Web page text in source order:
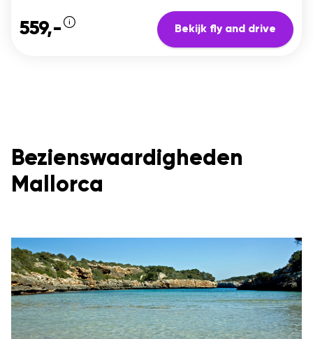
559,- Bekijk fly and drive
Bezienswaardigheden
Mallorca